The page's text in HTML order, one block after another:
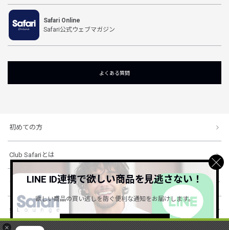
×
Safari Online
Safari公式ウェブマガジン
よくある質問
初めての方
Club Safariとは
ショッピングガイド
会社概要・規約
LINE ID連携で欲しい商品を見逃さない！
欲しい商品の買い逃しを防ぐ便利な通知をお届けします。
詳しくはこちら ＞